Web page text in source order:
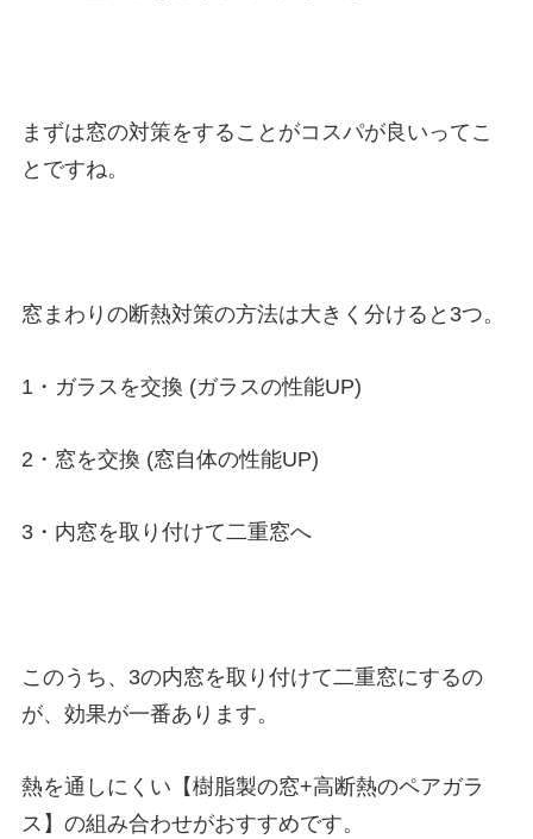
まずは窓の対策をすることがコスパが良いってこ
とですね。
窓まわりの断熱対策の方法は大きく分けると3つ。
1・ガラスを交換 (ガラスの性能UP)
2・窓を交換 (窓自体の性能UP)
3・内窓を取り付けて二重窓へ
このうち、3の内窓を取り付けて二重窓にするの
が、効果が一番あります。
熱を通しにくい【樹脂製の窓+高断熱のペアガラ
ス】の組み合わせがおすすめです。